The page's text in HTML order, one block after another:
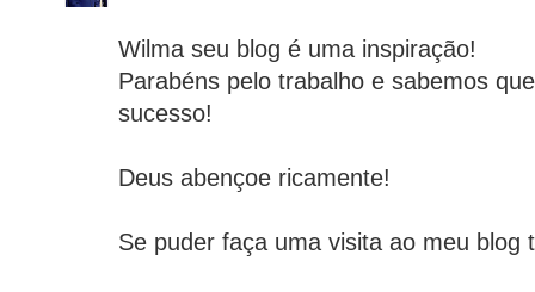
Wilma seu blog é uma inspiração!
Parabéns pelo trabalho e sabemos
sucesso!
Deus abençoe ricamente!
Se puder faça uma visita ao meu blog